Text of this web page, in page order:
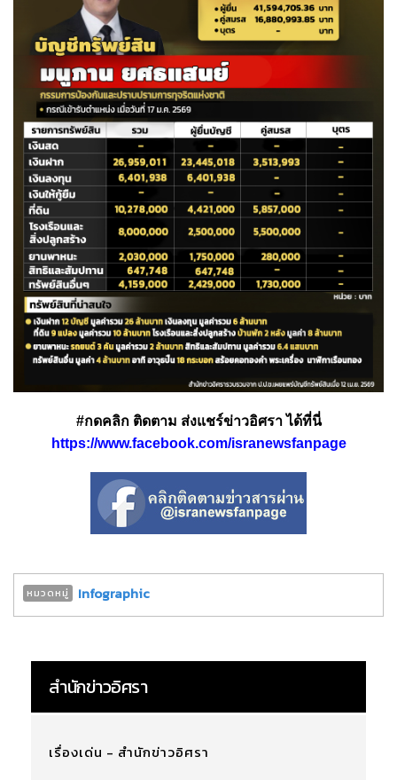
#กดคลิก ติดตาม ส่งแชร์ข่าวอิศรา ได้ที่นี่
https://www.facebook.com/isranewsfanpage
หมวดหมู่ Infographic
สำนักข่าวอิศรา
เรื่องเด่น - สำนักข่าวอิศรา